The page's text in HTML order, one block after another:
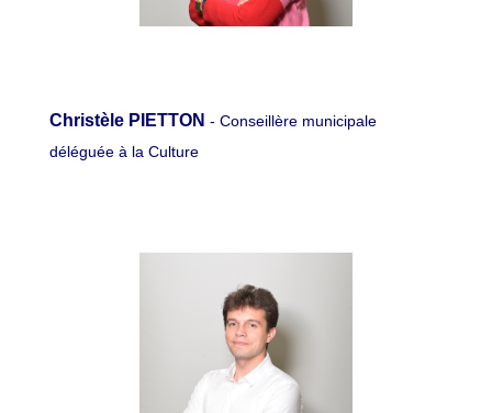
Christèle PIETTON - Conseillère municipale
déléguée à la Culture